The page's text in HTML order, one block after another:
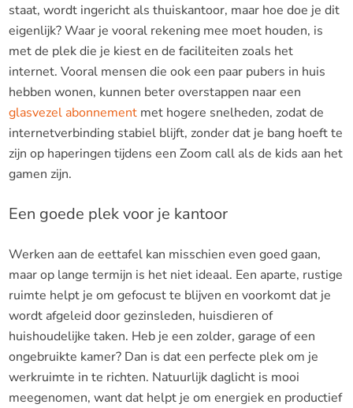
staat, wordt ingericht als thuiskantoor, maar hoe doe je dit
eigenlijk? Waar je vooral rekening mee moet houden, is
met de plek die je kiest en de faciliteiten zoals het
internet. Vooral mensen die ook een paar pubers in huis
hebben wonen, kunnen beter overstappen naar een
glasvezel abonnementmet hogere snelheden, zodat de
internetverbinding stabiel blijft, zonder dat je bang hoeft te
zijn op haperingen tijdens een Zoom call als de kids aan het
gamen zijn.
Een goede plek voor je kantoor
Werken aan de eettafel kan misschien even goed gaan,
maar op lange termijn is het niet ideaal. Een aparte, rustige
ruimte helpt je om gefocust te blijven en voorkomt dat je
wordt afgeleid door gezinsleden, huisdieren of
huishoudelijke taken. Heb je een zolder, garage of een
ongebruikte kamer? Dan is dat een perfecte plek om je
werkruimte in te richten. Natuurlijk daglicht is mooi
meegenomen, want dat helpt je om energiek en productief